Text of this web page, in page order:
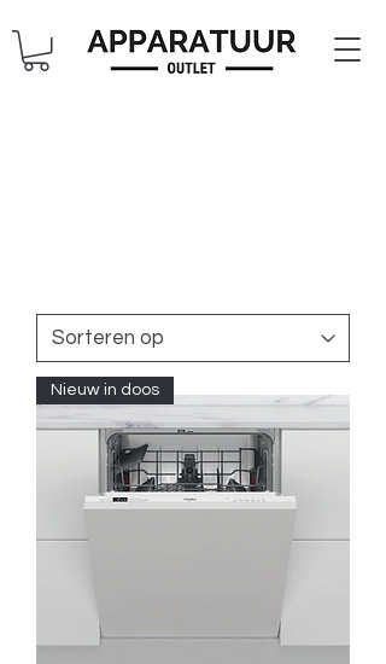
Nieuw in doos